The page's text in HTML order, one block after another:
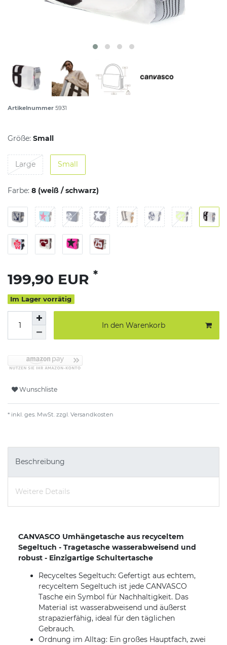
Artikelnummer 5931
Größe: Small
Large Small
Farbe: 8 (weiß / schwarz)
199,90 EUR *
Im Lager vorrätig
In den Warenkorb
Wunschliste
* inkl. ges. MwSt. zzgl. Versandkosten
Beschreibung
Weitere Details
CANVASCO Umhängetasche aus recyceltem
Segeltuch - Tragetasche wasserabweisend und
robust - Einzigartige Schultertasche
Recyceltes Segeltuch: Gefertigt aus echtem,
recyceltem Segeltuch ist jede CANVASCO
Tasche ein Symbol für Nachhaltigkeit. Das
Material ist wasserabweisend und äußerst
strapazierfähig, ideal für den täglichen
Gebrauch.
Ordnung im Alltag: Ein großes Hauptfach, zwei